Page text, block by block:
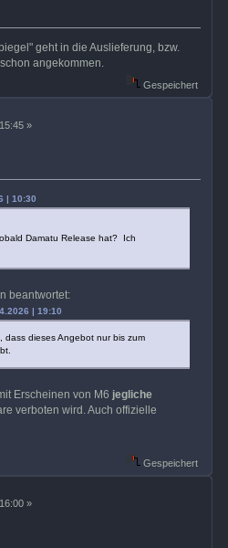
geht in die Auslieferung, bzw.
angekommen.
Gespeichert
»
| 10:30
Damatu Release hat? Ich
beantwortet:
| 19:10
dass dieses Angebot nur bis zum
Erscheinen von M6 jegliche
verboten wird. Auch offizielle
Gespeichert
»